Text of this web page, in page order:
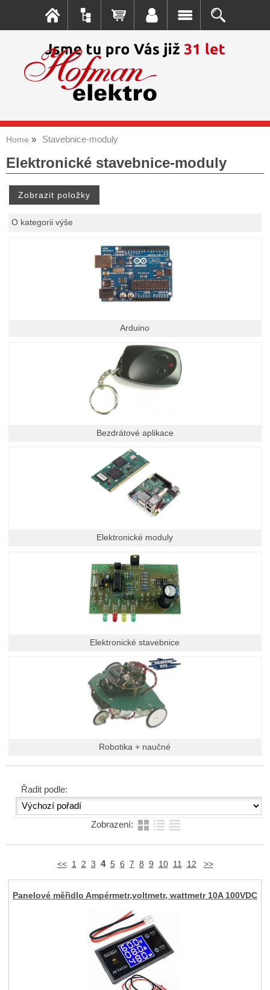
Home Stavebnice-moduly
Elektronické stavebnice-moduly
O kategorii výše
Arduino
Bezdrátové aplikace
Elektronické moduly
Elektronické stavebnice
Robotika + naučné
Řadit podle:
Zobrazení:
<< 1 2 3 4 5 6 7 8 9 10 11 12 >>
Panelové měřidlo Ampérmetr,voltmetr, wattmetr 10A 100VDC